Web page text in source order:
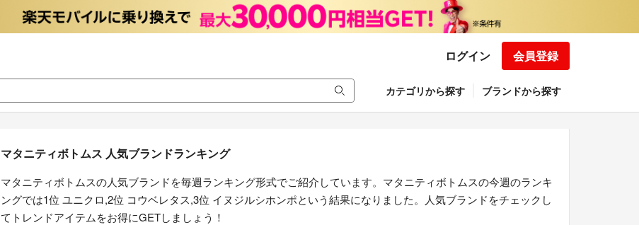
ログイン 会員登録
カテゴリから探す ブランドから探す
マタニティボトムス 人気ブランドランキング
マタニティボトムスの人気ブランドを毎週ランキング形式でご紹介しています。マタニティボトムスの今週のランキ
ングでは1位 ユニクロ,2位 コウベレタス,3位 イヌジルシホンポという結果になりました。人気ブランドをチェックし
てトレンドアイテムをお得にGETしましょう！